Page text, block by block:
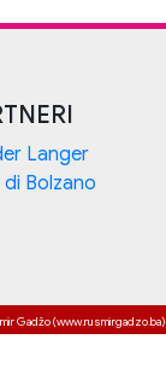
Langer
Bolzano
Gadžo (www.rusmirgadzo.ba)